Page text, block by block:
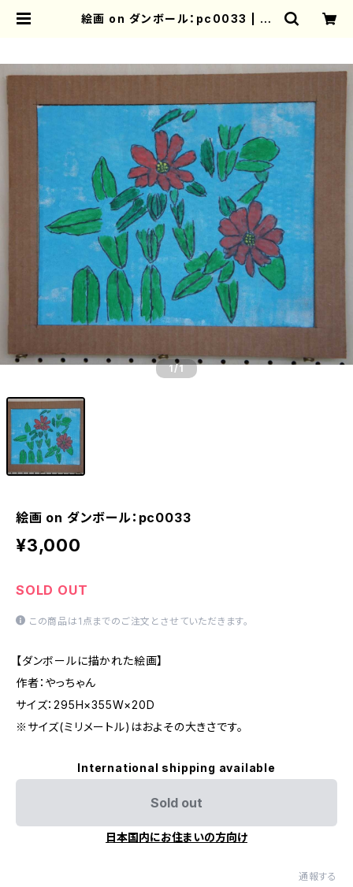
絵画 on ダンボール：pc0033 | ぷ
1/1
絵画 on ダンボール：pc0033
¥3,000
SOLD OUT
この商品は1点までのご注文とさせていただきます。
【ダンボールに描かれた絵画】
作者：やっちゃん
サイズ：295H×355W×20D
※サイズ(ミリメートル)はおよその大きさです。
International shipping available
Sold out
日本国内にお住まいの方向け
通報する